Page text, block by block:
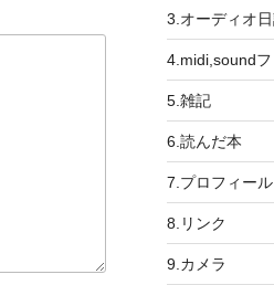
3.オーディオ
4.midi,sound
5.雑記
6.読んだ本
7.プロフィール
8.リンク
9.カメラ